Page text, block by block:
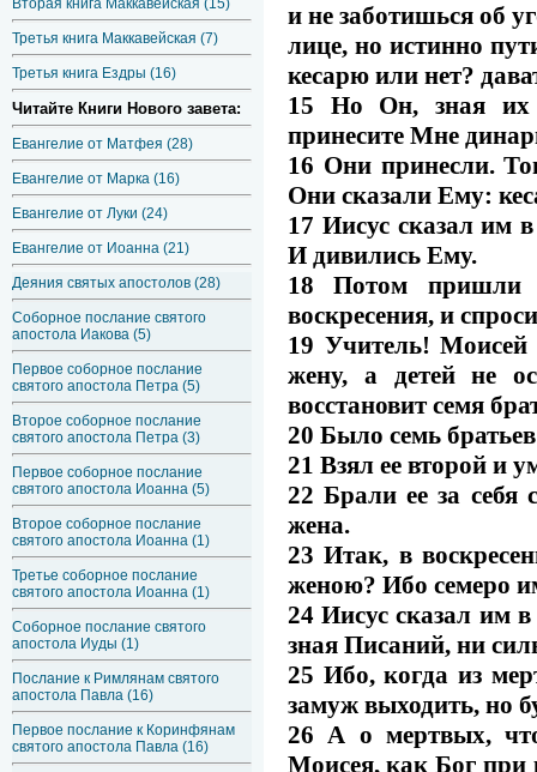
Вторая книга Маккавейская (15)
Третья книга Маккавейская (7)
Третья книга Ездры (16)
Читайте Книги Нового завета:
Евангелие от Матфея (28)
Евангелие от Марка (16)
Евангелие от Луки (24)
Евангелие от Иоанна (21)
Деяния святых апостолов (28)
Соборное послание святого
апостола Иакова (5)
Первое соборное послание
святого апостола Петра (5)
Второе соборное послание
святого апостола Петра (3)
Первое соборное послание
святого апостола Иоанна (5)
Второе соборное послание
святого апостола Иоанна (1)
Третье соборное послание
святого апостола Иоанна (1)
Соборное послание святого
апостола Иуды (1)
Послание к Римлянам святого
апостола Павла (16)
Первое послание к Коринфянам
святого апостола Павла (16)
и не заботишься об
лице, но истинно
кесарю или нет?
15 Но Он, зная их
принесите Мне
16 Они принесли.
Они сказали Ему:
17 Иисус сказал им
И дивились Ему.
18 Потом пришли
воскресения, и
19 Учитель! Моисей
жену, а детей не
восстановит семя
20 Было семь
21 Взял ее второй и
22 Брали ее за себя
жена.
23 Итак, в
женою? Ибо семеро
24 Иисус сказал им
зная Писаний, ни
25 Ибо, когда из
замуж выходить, но
26 А о мертвых,
Моисея, как Бог при